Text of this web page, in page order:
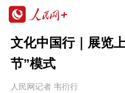
文化中国行｜展览
节”模式
人民网记者 韦衍行